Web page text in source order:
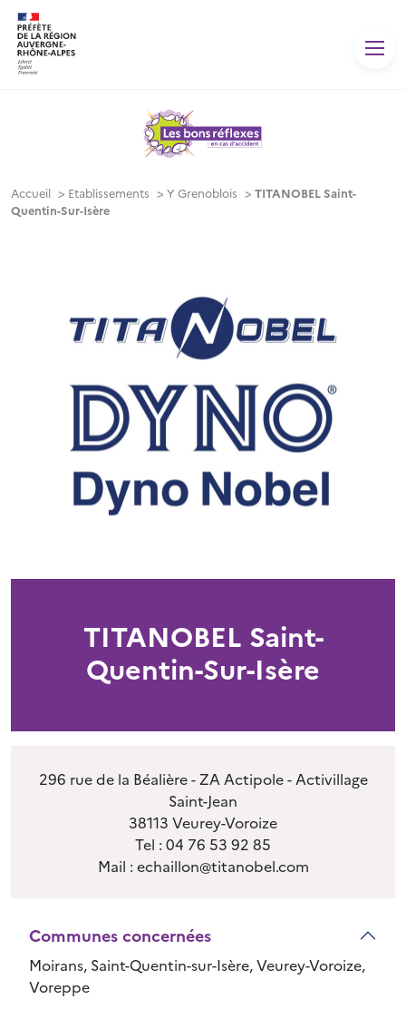
Accueil > Etablissements > Y Grenoblois > TITANOBEL Saint-
Quentin-Sur-Isère
TITANOBEL Saint-
Quentin-Sur-Isère
296 rue de la Béalière - ZA Actipole - Activillage
Saint-Jean
38113 Veurey-Voroize
Tel : 04 76 53 92 85
Mail : echaillon@titanobel.com
Communes concernées
Moirans, Saint-Quentin-sur-Isère, Veurey-Voroize,
Voreppe
Panneau de gestion des cookies